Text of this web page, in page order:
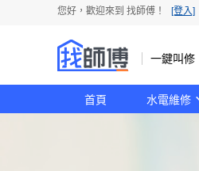
您好，歡迎來到 找師傅！ [登入]
一鍵叫
首頁 水電維修